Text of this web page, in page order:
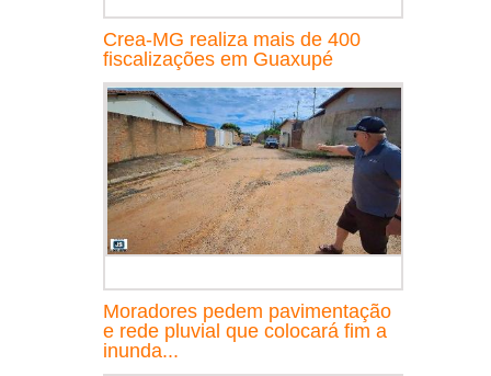
Crea-MG realiza mais de 400
fiscalizações em Guaxupé
Moradores pedem pavimentação
e rede pluvial que colocará fim a
inunda...